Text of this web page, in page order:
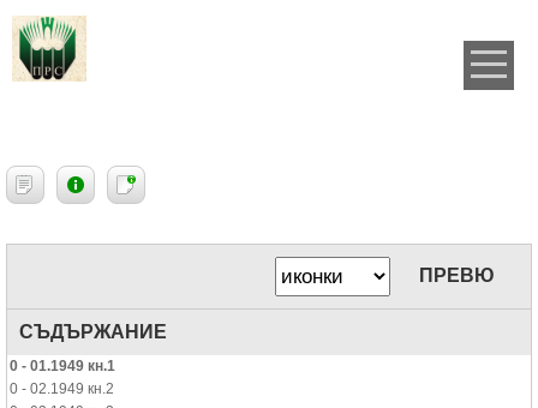
ПРЕВЮ
СЪДЪРЖАНИЕ
0 - 01.1949 кн.1
0 - 02.1949 кн.2